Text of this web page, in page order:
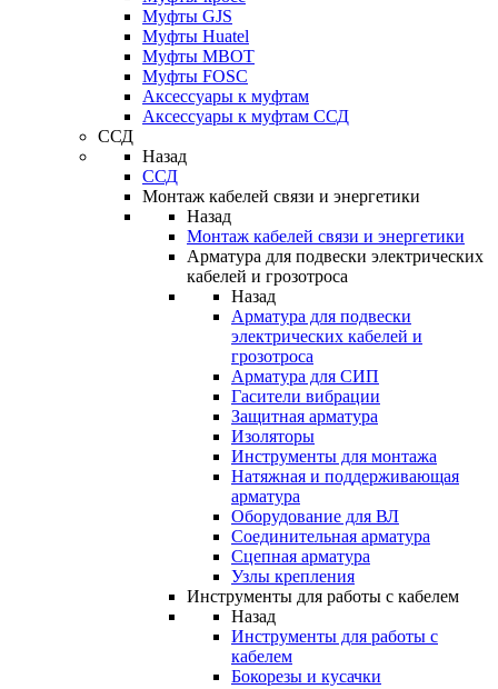
Муфты GJS
Муфты Huatel
Муфты МВОТ
Муфты FOSC
Аксессуары к муфтам
Аксессуары к муфтам ССД
ССД
Назад
ССД
Монтаж кабелей связи и энергетики
Назад
Монтаж кабелей связи и энергетики
Арматура для подвески электрических
кабелей и грозотроса
Назад
Арматура для подвески
электрических кабелей и
грозотроса
Арматура для СИП
Гасители вибрации
Защитная арматура
Изоляторы
Инструменты для монтажа
Натяжная и поддерживающая
арматура
Оборудование для ВЛ
Соединительная арматура
Сцепная арматура
Узлы крепления
Инструменты для работы с кабелем
Назад
Инструменты для работы с
кабелем
Бокорезы и кусачки